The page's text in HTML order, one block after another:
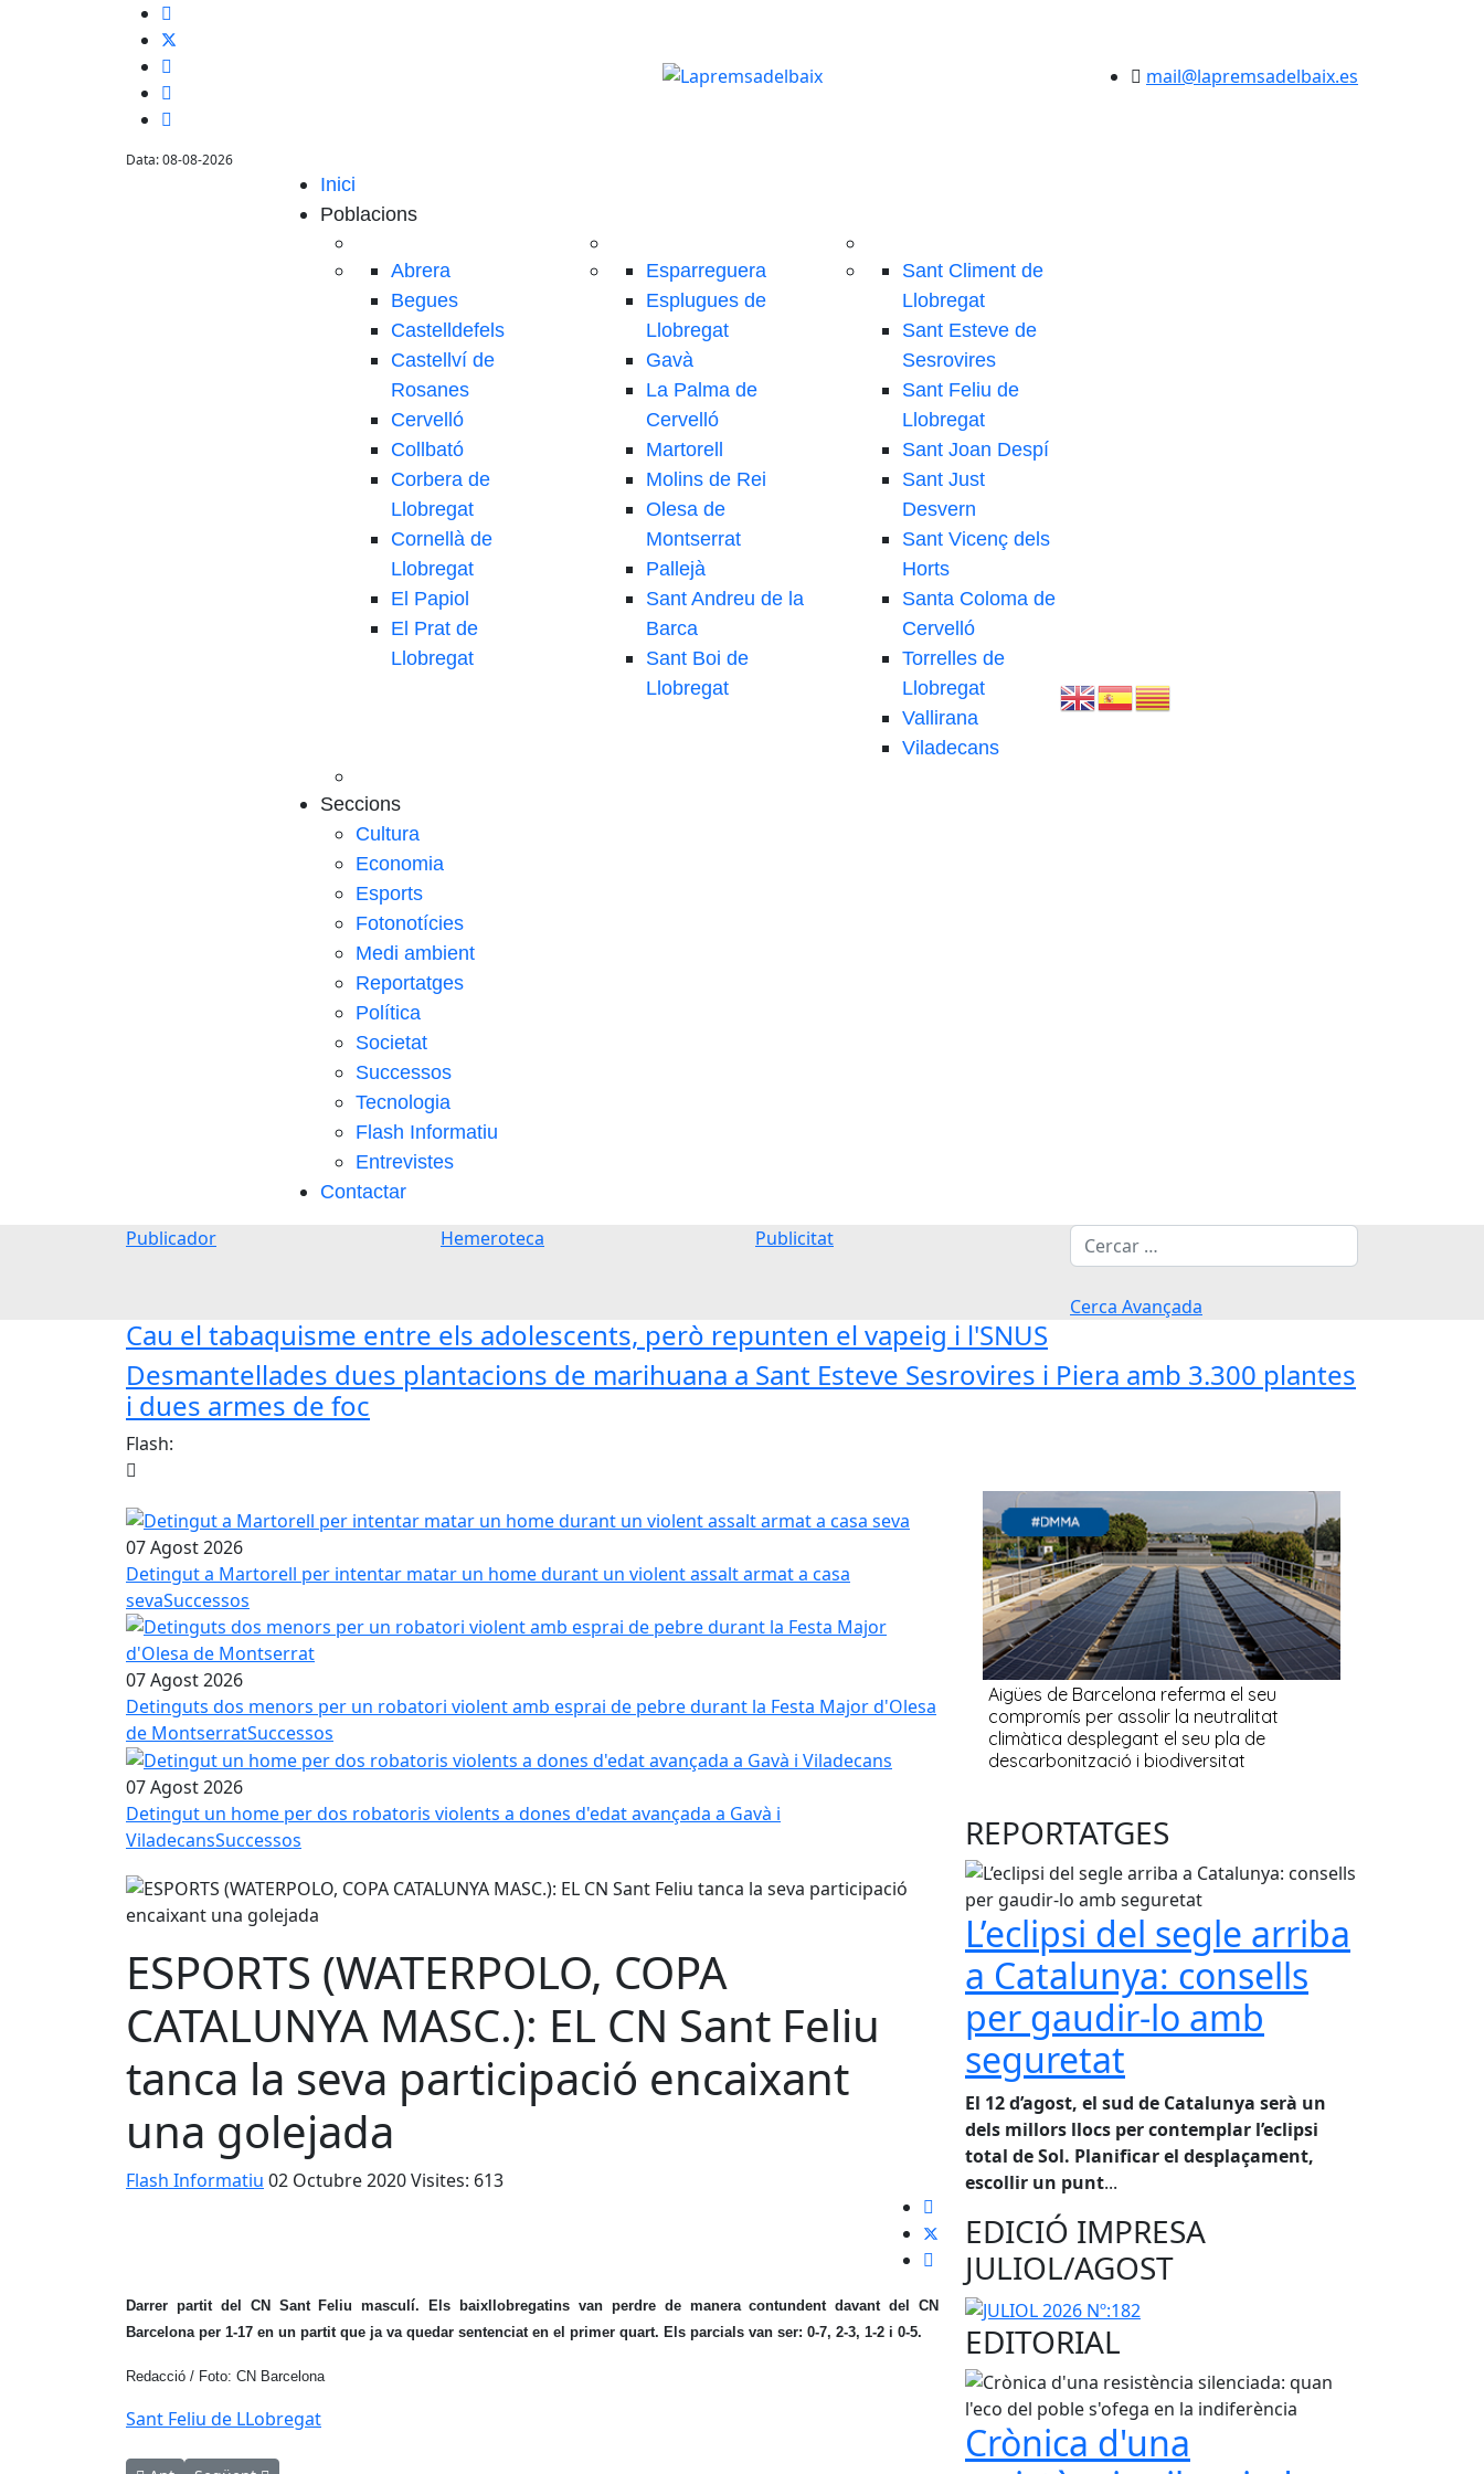
Data: 08-08-2026
mail@lapremsadelbaix.es
Inici
Poblacions
Abrera
Begues
Castelldefels
Castellví de
Rosanes
Cervelló
Collbató
Corbera de
Llobregat
Cornellà de
Llobregat
El Papiol
El Prat de
Llobregat
Esparreguera
Esplugues de
Llobregat
Gavà
La Palma de
Cervelló
Martorell
Molins de Rei
Olesa de
Montserrat
Pallejà
Sant Andreu de la
Barca
Sant Boi de
Llobregat
Sant Climent de
Llobregat
Sant Esteve de
Sesrovires
Sant Feliu de
Llobregat
Sant Joan Despí
Sant Just
Desvern
Sant Vicenç dels
Horts
Santa Coloma de
Cervelló
Torrelles de
Llobregat
Vallirana
Viladecans
Seccions
Cultura
Economia
Esports
Fotonotícies
Medi ambient
Reportatges
Política
Societat
Successos
Tecnologia
Flash Informatiu
Entrevistes
Contactar
Publicador Hemeroteca Publicitat Cerca
Cerca Avançada
Cau el tabaquisme entre els adolescents, però repunten el vapeig i l'SNUS
Desmantellades dues plantacions de marihuana a Sant Esteve Sesrovires i Piera amb 3.300 plantes
i dues armes de foc
Flash:
07 Agost 2026
Detingut a Martorell per intentar matar un home durant un violent assalt armat a casa
sevaSuccessos
07 Agost 2026
Detinguts dos menors per un robatori violent amb esprai de pebre durant la Festa Major d'Olesa
de MontserratSuccessos
07 Agost 2026
Detingut un home per dos robatoris violents a dones d'edat avançada a Gavà i
ViladecansSuccessos
ESPORTS (WATERPOLO, COPA
CATALUNYA MASC.): EL CN Sant Feliu
tanca la seva participació encaixant
una golejada
Flash Informatiu 02 Octubre 2020Visites: 613
Darrer partit del CN Sant Feliu masculí. Els baixllobregatins van perdre de manera contundent davant del CN
Barcelona per 1-17 en un partit que ja va quedar sentenciat en el primer quart. Els parcials van ser: 0-7, 2-3, 1-2 i 0-5.
Redacció / Foto: CN Barcelona
Sant Feliu de LLobregat
REPORTATGES
L’eclipsi del segle arriba
a Catalunya: consells
per gaudir-lo amb
seguretat
El 12 d’agost, el sud de Catalunya serà un
dels millors llocs per contemplar l’eclipsi
total de Sol. Planificar el desplaçament,
escollir un punt...
EDICIÓ IMPRESA
JULIOL/AGOST
EDITORIAL
Crònica d'una